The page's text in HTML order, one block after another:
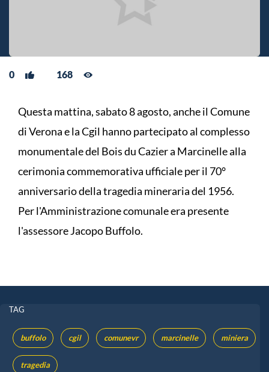
0 168
Questa mattina, sabato 8 agosto, anche il Comune
di Verona e la Cgil hanno partecipato al complesso
monumentale del Bois du Cazier a Marcinelle alla
cerimonia commemorativa ufficiale per il 70°
anniversario della tragedia mineraria del 1956.
Per l'Amministrazione comunale era presente
l'assessore Jacopo Buffolo.
TAG
buffolo cgil comunevr marcinelle miniera
tragedia